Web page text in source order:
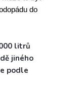
do
litrů
jiného
podle